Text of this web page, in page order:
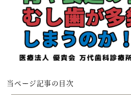
当ページ記事の目次